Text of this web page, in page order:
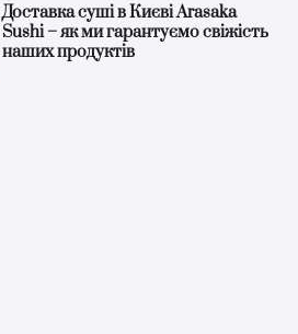
Доставка суші в Києві Arasaka
Sushi – як ми гарантуємо свіжість
наших продуктів